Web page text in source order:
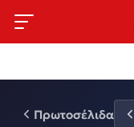
Πρωτοσέλιδα